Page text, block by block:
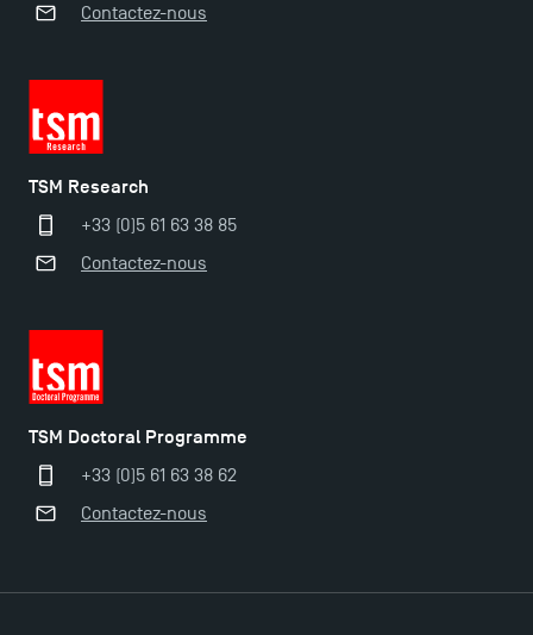
Ouverture des candidatures pour le Doctoral
Programme et le Master Finance en décembre
Contactez-nous
TSM Research
+33 (0)5 61 63 38 85
Contactez-nous
TSM Doctoral Programme
+33 (0)5 61 63 38 62
Contactez-nous